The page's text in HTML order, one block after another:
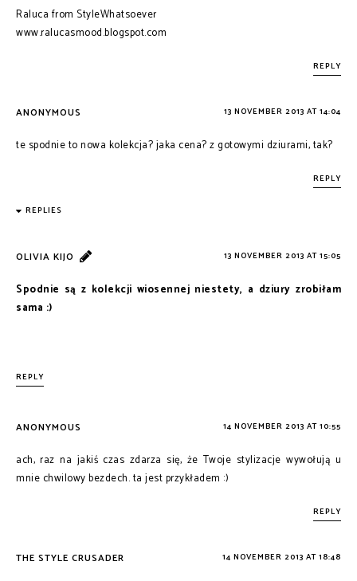
Raluca from StyleWhatsoever
www.ralucasmood.blogspot.com
REPLY
ANONYMOUS 13 NOVEMBER 2013 AT 14:04
te spodnie to nowa kolekcja? jaka cena? z gotowymi dziurami, tak?
REPLY
REPLIES
OLIVIA KIJO 13 NOVEMBER 2013 AT 15:05
Spodnie są z kolekcji wiosennej niestety, a dziury zrobiłam
sama :)
REPLY
ANONYMOUS 14 NOVEMBER 2013 AT 10:55
ach, raz na jakiś czas zdarza się, że Twoje stylizacje wywołują u
mnie chwilowy bezdech. ta jest przykładem :)
REPLY
THE STYLE CRUSADER 14 NOVEMBER 2013 AT 18:48